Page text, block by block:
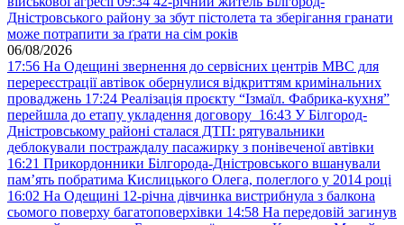
Дністровського району за збут пістолета та зберігання гранати
може потрапити за ґрати на сім років
06/08/2026
17:56 На Одещині звернення до сервісних центрів МВС для
перереєстрації автівок обернулися відкриттям кримінальних
проваджень 17:24 Реалізація проєкту “Ізмаїл. Фабрика-кухня”
перейшла до етапу укладення договору 16:43 У Білгород-
Дністровському районі сталася ДТП: рятувальники
деблокували постраждалу пасажирку з понівеченої автівки
16:21 Прикордонники Білгорода-Дністровського вшанували
пам’ять побратима Кислицького Олега, полеглого у 2014 році
16:02 На Одещині 12-річна дівчинка вистрибнула з балкона
сьомого поверху багатоповерхівки 14:58 На передовій загинув